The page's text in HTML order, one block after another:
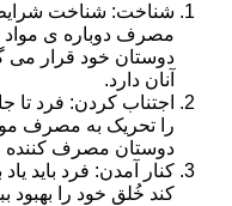
شناخت: شناخت شرایط
مصرف دوباره ی مواد
دوستان خود قرار می
آنان دارد.
اجتناب کردن: فرد تا
را تحریک به مصرف
دوستان مصرف کننده
کنار آمدن: فرد باید
کند خُلق خود را بهبود